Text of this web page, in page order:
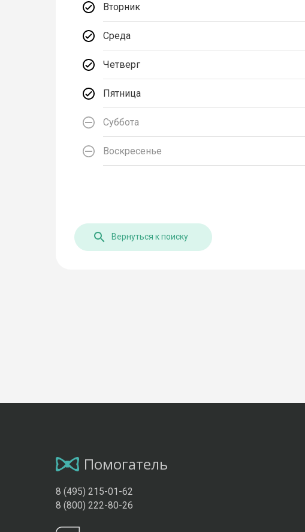
Вторник
Среда
Четверг
Пятница
Суббота
Воскресенье
Вернуться к поиску
Помогатель
8 (495) 215-01-62
8 (800) 222-80-26